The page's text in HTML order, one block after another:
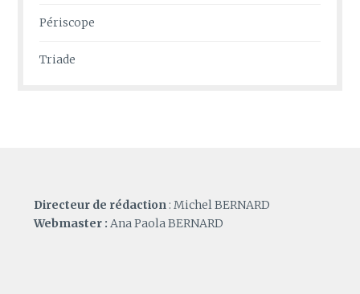
Périscope
Triade
Directeur de rédaction : Michel BERNARD
Webmaster : Ana Paola BERNARD